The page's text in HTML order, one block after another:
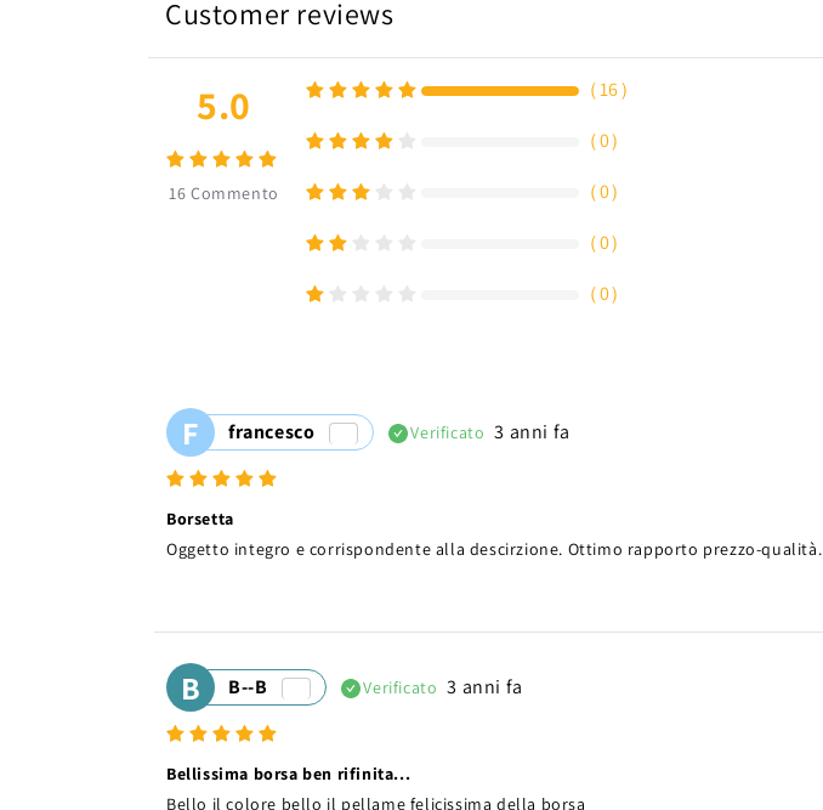
Customer reviews
5.0
16 Commento
（16）
（0）
（0）
（0）
（0）
F francesco Verificato 3 anni fa
Borsetta
Oggetto integro e corrispondente alla descirzione. Ottimo rapporto prezzo-qualità.
B B--B Verificato 3 anni fa
Bellissima borsa ben rifinita...
Bello il colore bello il pellame felicissima della borsa